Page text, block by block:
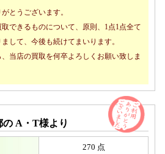
とうございます。
できるものについて、原則、1点1点全て
して、今後も続けてまいります。
当店の買取を何卒よろしくお願い致しま
の A・T様より
270 点